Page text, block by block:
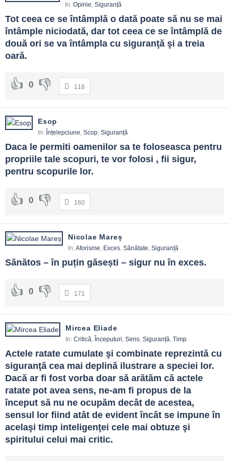
In: Opinie Siguranță
Tot ceea ce se întâmplă o dată poate să nu se mai
întâmple niciodată, dar tot ceea ce se întâmplă de
două ori se va întâmpla cu siguranţă şi a treia
oară.
0 116
Esop
In: Înțelepciune Scop Siguranță
Daca le permiti oamenilor sa te foloseasca pentru
propriile tale scopuri, te vor folosi , fii sigur,
pentru scopurile lor.
0 160
Nicolae Mareș
In:Aforisme Exces Sănătate Siguranță
Sănătos – în puțin găsești – sigur nu în exces.
0 171
Mircea Eliade
In: Critică Începuturi Sens Siguranță Timp
Actele ratate cumulate şi combinate reprezintă cu
siguranţă cea mai deplină ilustrare a speciei lor.
Dacă ar fi fost vorba doar să arătăm că actele
ratate pot avea sens, ne-am fi propus de la
început să nu ne ocupăm decât de acestea,
sensul lor fiind atât de evident încât se impune în
acelaşi timp inteligenţei cele mai obtuze şi
spiritului celui mai critic.